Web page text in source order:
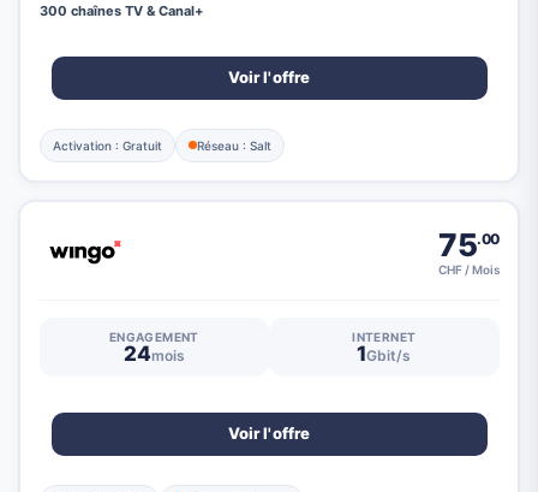
300 chaînes TV & Canal+
Voir l'offre
Activation : Gratuit Réseau : Salt
75.00
CHF / Mois
ENGAGEMENT
24mois
INTERNET
1Gbit/s
Voir l'offre